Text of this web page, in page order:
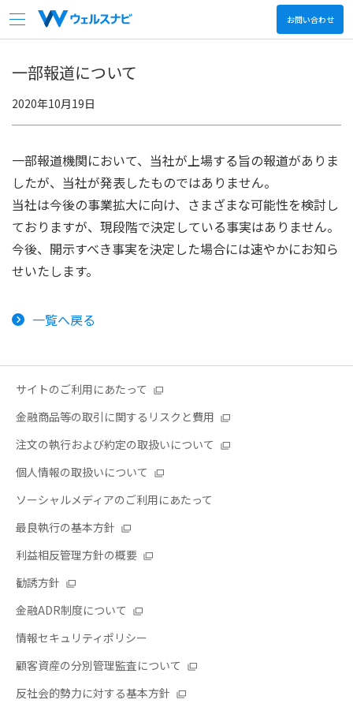
会社情報
サービス
ニュース
決算関連情報
採用情報
お問い合わせ
一部報道について
2020年10月19日
一部報道機関において、当社が上場する旨の報道がありま
したが、当社が発表したものではありません。
当社は今後の事業拡大に向け、さまざまな可能性を検討し
ておりますが、現段階で決定している事実はありません。
今後、開示すべき事実を決定した場合には速やかにお知ら
せいたします。
一覧へ戻る
サイトのご利用にあたって
金融商品等の取引に関するリスクと費用
注文の執行および約定の取扱いについて
個人情報の取扱いについて
ソーシャルメディアのご利用にあたって
最良執行の基本方針
利益相反管理方針の概要
勧誘方針
金融ADR制度について
情報セキュリティポリシー
顧客資産の分別管理監査について
反社会的勢力に対する基本方針